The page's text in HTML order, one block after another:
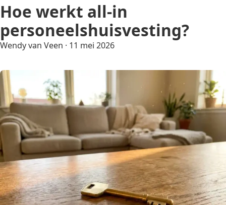
Hoe werkt all-in
personeelshuisvesting?
Wendy van Veen · 11 mei 2026